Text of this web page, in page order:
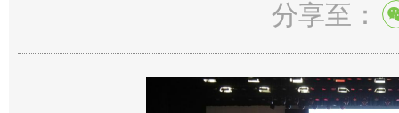
分享至：